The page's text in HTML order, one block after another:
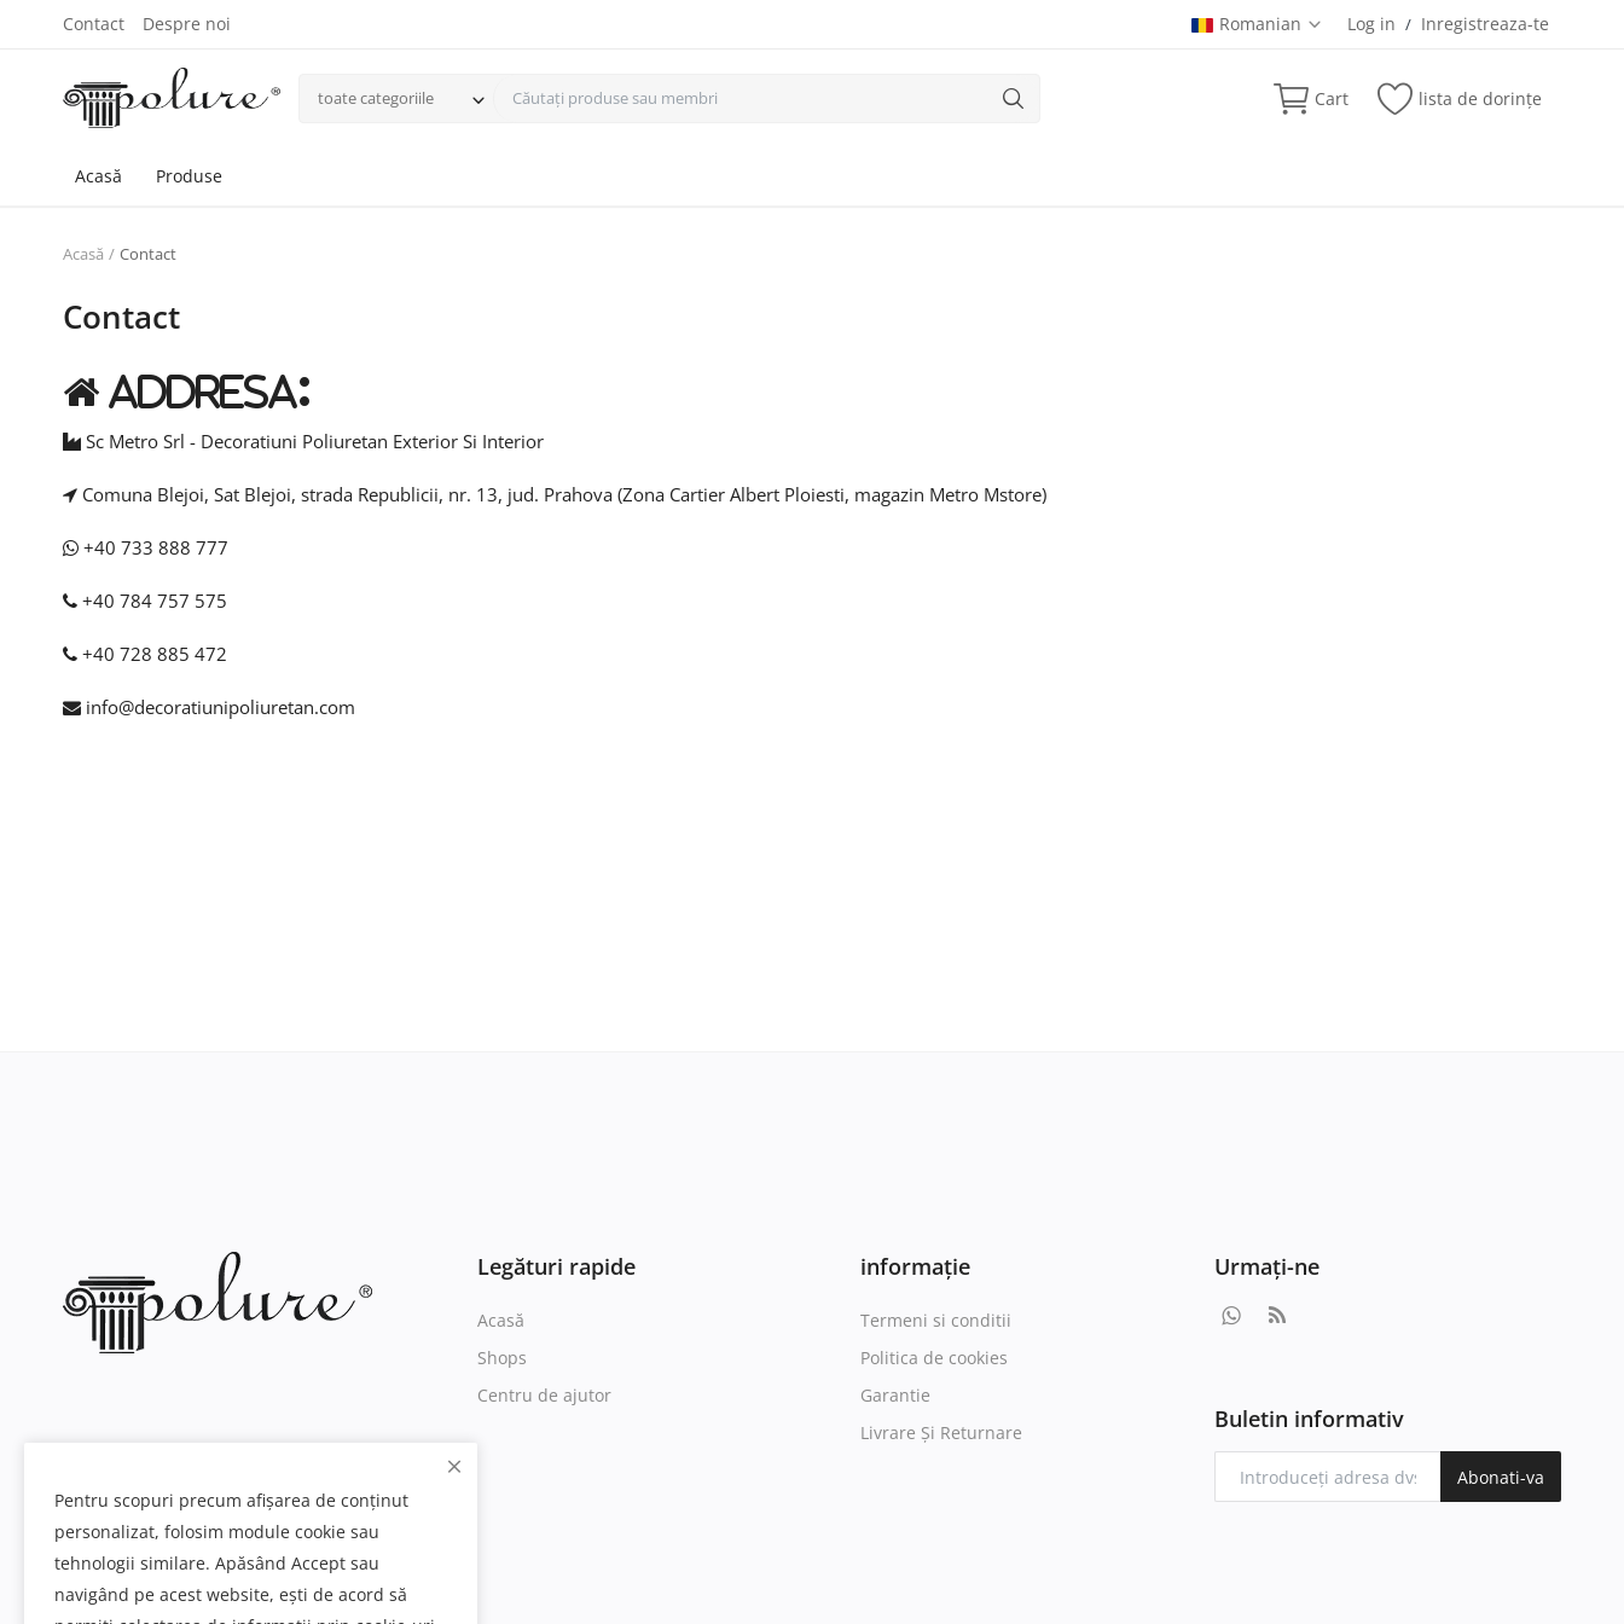
Contact Despre noi Romanian Log in / Inregistreaza-te
toate categoriile Cart lista de dorințe
Acasă Produse
Acasă Contact
Contact
Addresa:
Sc Metro Srl - Decoratiuni Poliuretan Exterior Si Interior
Comuna Blejoi, Sat Blejoi, strada Republicii, nr. 13, jud. Prahova (Zona Cartier Albert Ploiesti, magazin Metro Mstore)
+40 733 888 777
+40 784 757 575
+40 728 885 472
info@decoratiunipoliuretan.com
Legături rapide
Acasă
Shops
Centru de ajutor
informație
Termeni si conditii
Politica de cookies
Garantie
Livrare Și Returnare
Urmați-ne
Buletin informativ
Abonati-va
Pentru scopuri precum afișarea de conținut
personalizat, folosim module cookie sau
tehnologii similare. Apăsând Accept sau
navigând pe acest website, ești de acord să